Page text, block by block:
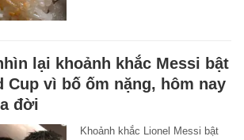
lại khoảnh khắc Messi bật
Cup vì bố ốm nặng, hôm nay
đời
Khoảnh khắc Lionel Messi bật